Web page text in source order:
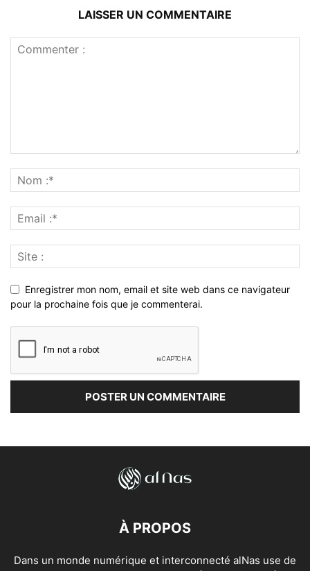
LAISSER UN COMMENTAIRE
Enregistrer mon nom, email et site web dans ce navigateur
pour la prochaine fois que je commenterai.
À PROPOS
Dans un monde numérique et interconnecté alNas use de